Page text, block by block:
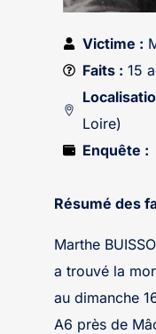
Victime :
Faits : 15
Loire)
Enquête :
Résumé des
Marthe
a trouvé la
au dimanche
A6 près de